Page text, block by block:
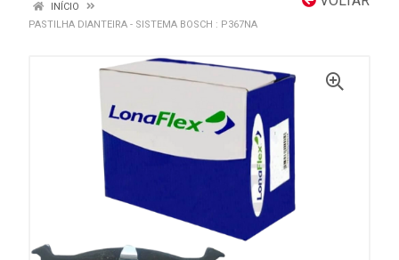
INÍCIO
PASTILHA DIANTEIRA - SISTEMA BOSCH : P367NA